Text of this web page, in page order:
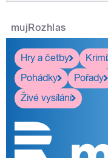
mujRozhlas
Hry a četby
Krimi
Pohádky
Pořady
Živé vysílání